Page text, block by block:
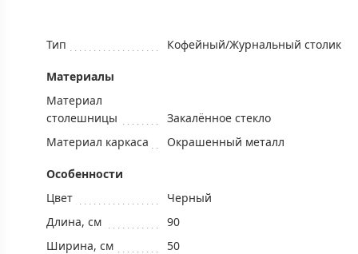
Тип Кофейный/Журнальный столик
Mатериалы
Материал
столешницы
Закалённое стекло
Материал каркаса
Окрашенный металл
Особенности
Цвет
Черный
Длина, см
90
Ширина, см
50